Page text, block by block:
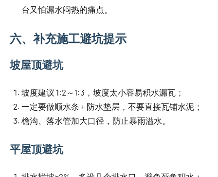
台又怕漏水闷热的痛点。
六、补充施工避坑提示
坡屋顶避坑
坡度建议 1:2～1:3，坡度太小容易积水漏瓦；
一定要做顺水条 + 防水垫层，不要直接瓦铺水泥；
檐沟、落水管加大口径，防止暴雨溢水。
平屋顶避坑